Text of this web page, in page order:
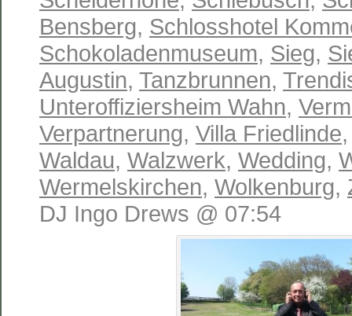
Bensberg, Schlosshotel
Schokoladenmuseum, Sieg,
Augustin, Tanzbrunnen,
Unteroffiziersheim Wahn,
Verpartnerung, Villa Friedlinde
Waldau, Walzwerk, Wedding,
Wermelskirchen, Wolkenburg,
DJ Ingo Drews @ 07:54